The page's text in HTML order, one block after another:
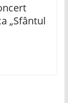
„Sfântul